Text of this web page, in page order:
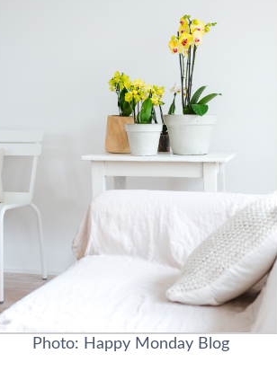
Photo: Happy Monday Blog